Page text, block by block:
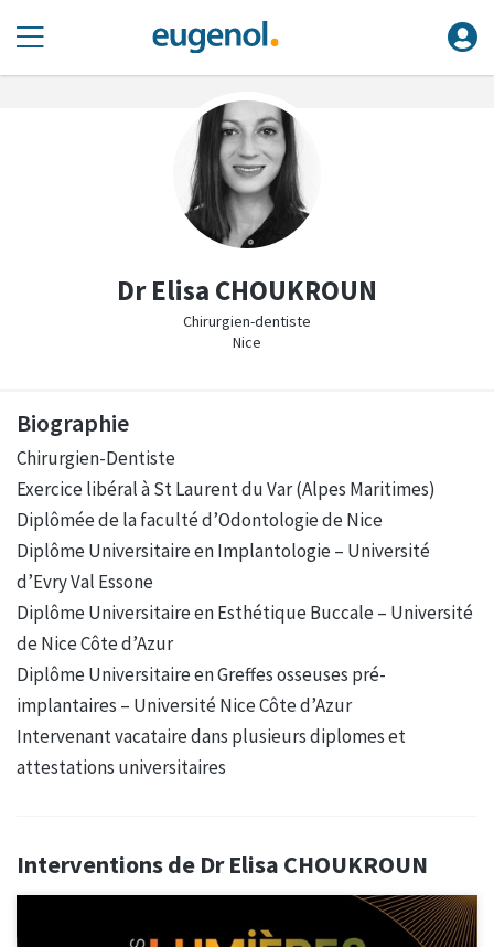
Dr Elisa CHOUKROUN
Chirurgien-dentiste
Nice
Biographie
Chirurgien-Dentiste
Exercice libéral à St Laurent du Var (Alpes Maritimes)
Diplômée de la faculté d’Odontologie de Nice
Diplôme Universitaire en Implantologie – Université
d’Evry Val Essone
Diplôme Universitaire en Esthétique Buccale – Université
de Nice Côte d’Azur
Diplôme Universitaire en Greffes osseuses pré-
implantaires – Université Nice Côte d’Azur
Intervenant vacataire dans plusieurs diplomes et
attestations universitaires
Interventions de Dr Elisa CHOUKROUN